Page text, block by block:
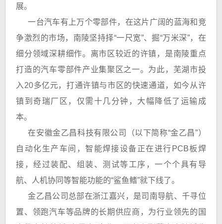
展。
一台汽车有上万个零部件，在这片广阔的蓝海和竞
争激烈的市场，南陵坚持择“一尺宽”、掘“万米深”，在
细分领域深耕细作。离市区较近的许镇，是南陵重点
打造的汽车零部件产业集聚区之一。为此，芜湖市投
入20多亿元，打通许镇与市区的快速通道，如今从许
镇到奇瑞厂区，仅需十几分钟，大幅降低了运输成
本。
在安徽金乙昌科技有限公司（以下简称“金乙昌”）
自动化生产车间，智能焊接设备正在进行PCB板焊
接，经过装配、组装、测试等工序，一个个具有导
航、人机协同等智能功能的“鲨鱼鳍”就下线了。
金乙昌公司总部在浙江嘉兴，是司南导航、千寻位
置、领跑汽车等品牌的长期供应商，为行业领先的国